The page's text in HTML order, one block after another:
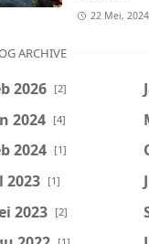
22 Mei, 2024
ARCHIVE
2026 [2]
2024 [4]
2024 [1]
2023 [1]
2023 [2]